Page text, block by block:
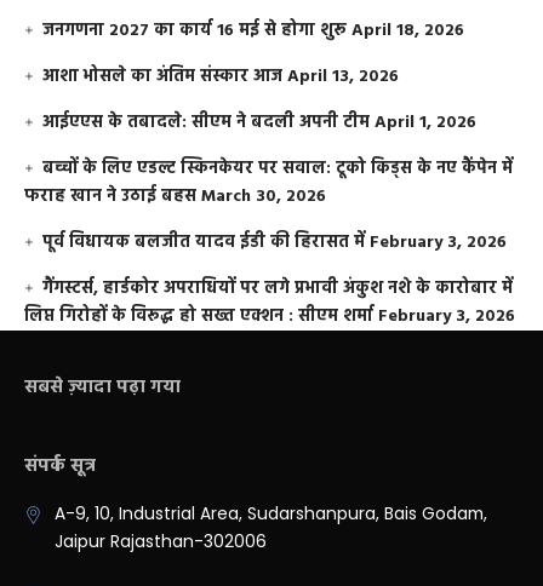
जनगणना 2027 का कार्य 16 मई से होगा शुरूApril 18, 2026
आशा भोसले का अंतिम संस्कार आजApril 13, 2026
आईएएस के तबादले: सीएम ने बदली अपनी टीमApril 1, 2026
बच्चों के लिए एडल्ट स्किनकेयर पर सवाल: टूको किड्स के नए कैंपेन में
फराह खान ने उठाई बहसMarch 30, 2026
पूर्व विधायक बलजीत यादव ईडी की हिरासत में February 3, 2026
गैंगस्टर्स, हार्डकोर अपराधियों पर लगे प्रभावी अंकुश नशे के कारोबार में
लिप्त गिरोहों के विरूद्ध हो सख्त एक्शन : सीएम शर्मा February 3, 2026
सबसे ज़्यादा पढ़ा गया
संपर्क सूत्र
A-9, 10, Industrial Area, Sudarshanpura, Bais Godam,
Jaipur Rajasthan-302006